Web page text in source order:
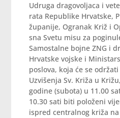
Udruga dragovoljaca i
rata Republike Hrvatske,
županije, Ogranak Križ i
sna Svetu misu za
Samostalne bojne ZNG i
Hrvatske vojske i
poslova, koja će se
Uzvišenja Sv. Križa u
godine (subota) u 11.00
10.30 sati biti položeni
ispred centralnog križa